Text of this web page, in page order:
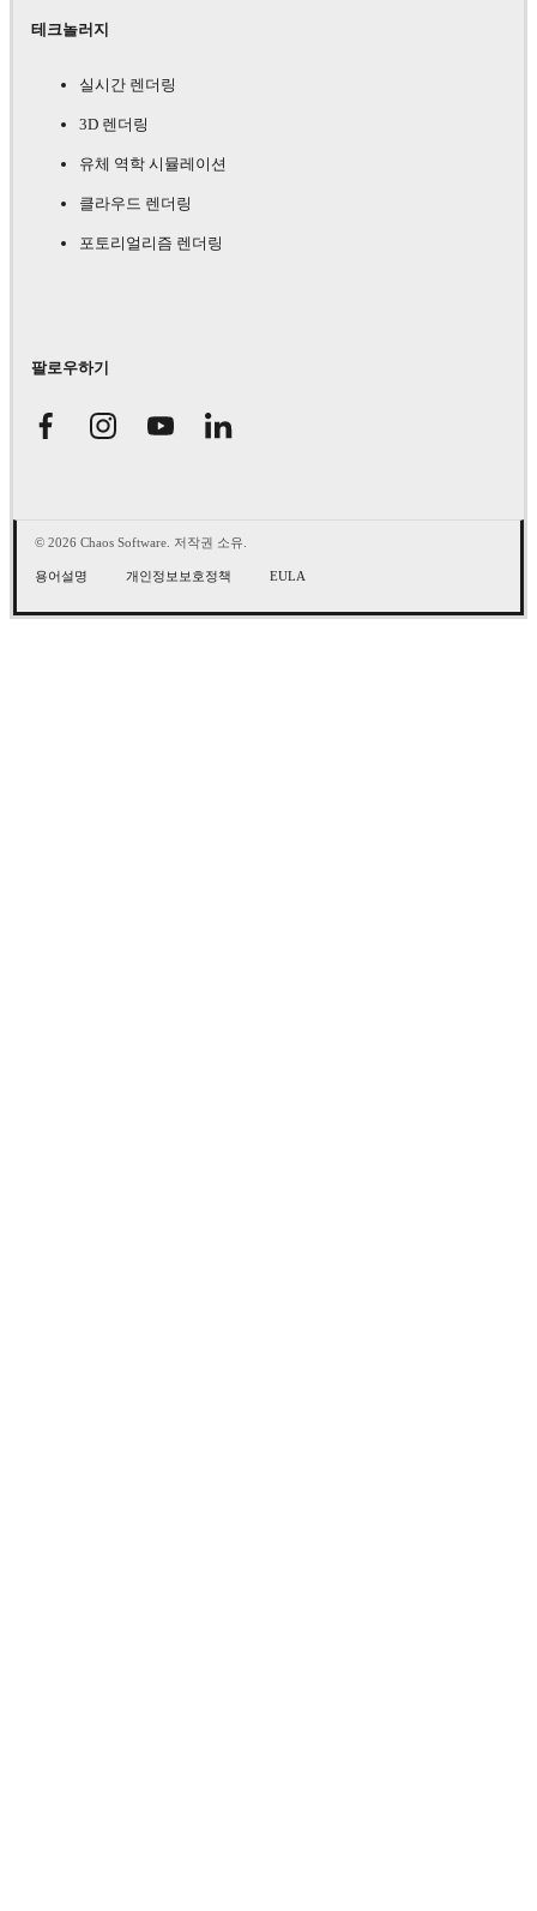
테크놀러지
실시간 렌더링
3D 렌더링
유체 역학 시뮬레이션
클라우드 렌더링
포토리얼리즘 렌더링
팔로우하기
© 2026 Chaos Software. 저작권 소유.
용어설명 개인정보보호정책 EULA